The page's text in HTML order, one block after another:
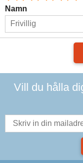
Namn
Vill du hålla